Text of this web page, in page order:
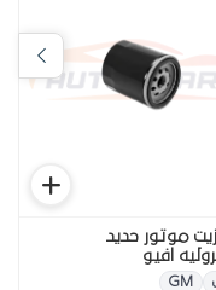
موتور حديد
افيو
GM